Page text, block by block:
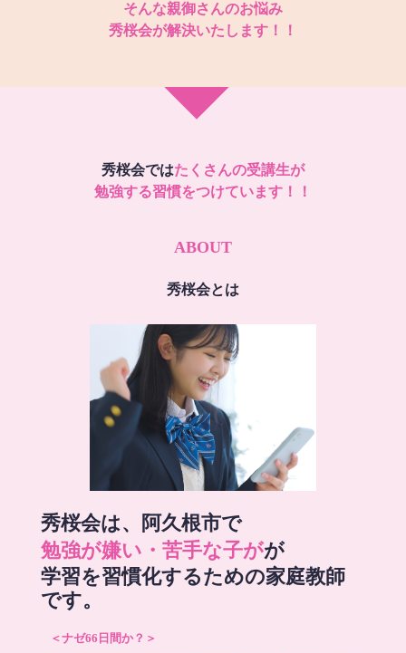
そんな親御さんのお悩み
秀桜会が解決いたします！！
秀桜会ではたくさんの受講生が
勉強する習慣をつけています！！
ABOUT
秀桜会とは
秀桜会は、阿久根市で
勉強が嫌い・苦手な子がが
学習を習慣化するための家庭教師
です。
＜ナゼ66日間か？＞